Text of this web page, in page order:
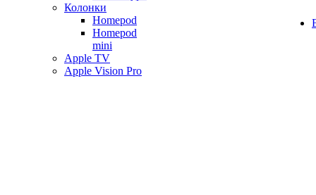
Колонки
Homepod
Homepod
mini
Apple TV
Apple Vision Pro